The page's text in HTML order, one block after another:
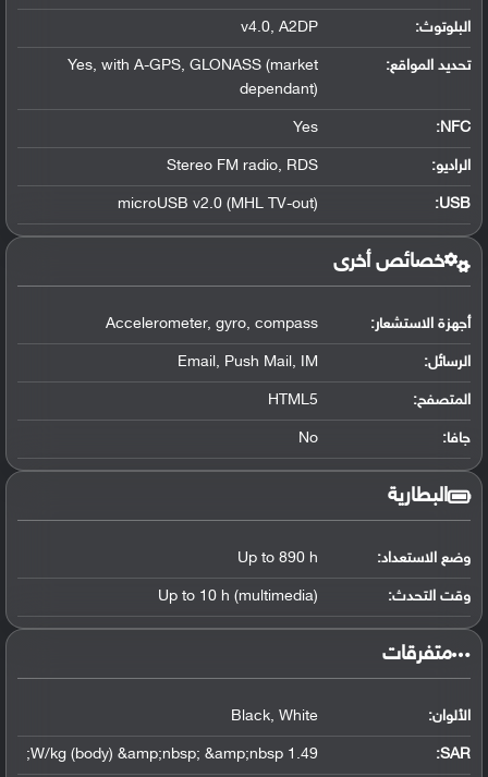
البلوتوث:
v4.0, A2DP
تحديد المواقع:
Yes, with A-GPS, GLONASS (market
dependant)
NFC
:
Yes
الراديو: Stereo FM radio, RDS
USB
:
microUSB v2.0 (MHL TV-out)
خصائص أخرى
أجهزة الاستشعار: Accelerometer, gyro, compass
الرسائل: Email, Push Mail, IM
المتصفح: HTML5
جافا: No
البطارية
وضع الاستعداد: Up to 890 h
وقت التحدث: Up to 10 h (multimedia)
‏متفرقات‏
الألوان: Black, White
SAR
:
1.49 W/kg (body) &amp;nbsp; &amp;nbsp;